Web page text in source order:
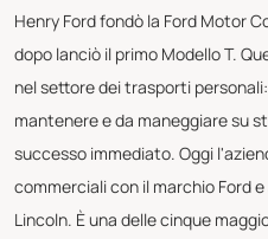
Henry Ford fondò la Ford Motor
dopo lanciò il primo Modello T.
nel settore dei trasporti
mantenere e da maneggiare su
successo immediato. Oggi
commerciali con il marchio Ford
Lincoln. È una delle cinque